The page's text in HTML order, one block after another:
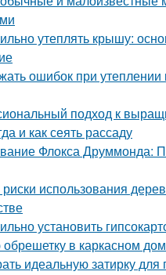
утеплять крышу:
ошибок при
подход к
и как сеять рассаду
Флокса Друммонда:
использования
установить
в каркасном
идеальную затирку для